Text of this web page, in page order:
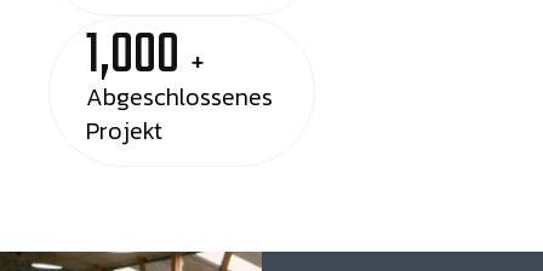
1,000 +
Abgeschlossenes
Projekt